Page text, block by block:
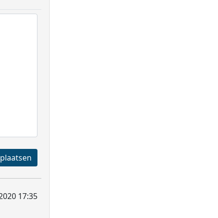
Registreren en plaatsen
17:35